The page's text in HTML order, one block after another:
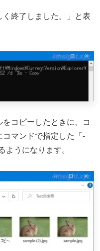
終了しました。」と表
コピーしたときに、コ
コマンドで指定した「-
ようになります。